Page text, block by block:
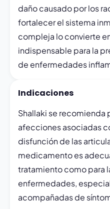
daño causado por los
fortalecer el sistema
compleja lo convierte
indispensable para la
de enfermedades
Indicaciones
Shallaki se recomienda
afecciones asociadas
disfunción de las
medicamento es
tratamiento como para
enfermedades,
acompañadas de